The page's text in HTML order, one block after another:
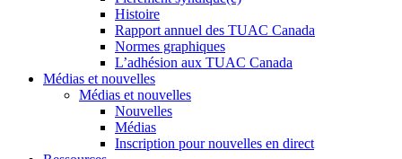
Histoire
Rapport annuel des TUAC Canada
Normes graphiques
L’adhésion aux TUAC Canada
Médias et nouvelles
Médias et nouvelles
Nouvelles
Médias
Inscription pour nouvelles en direct